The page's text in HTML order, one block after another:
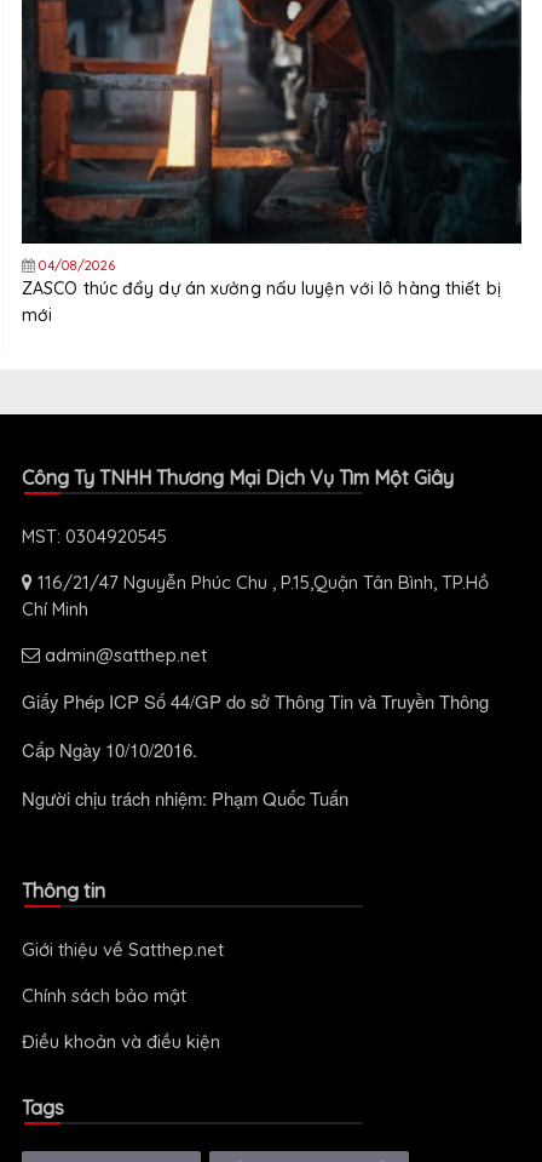
04/08/2026
ZASCO thúc đẩy dự án xưởng nấu luyện với lô hàng thiết bị
mới
Công Ty TNHH Thương Mại Dịch Vụ Tìm Một Giây
MST: 0304920545
116/21/47 Nguyễn Phúc Chu , P.15,Quận Tân Bình, TP.Hồ
Chí Minh
admin@satthep.net
Giấy Phép ICP Số 44/GP do sở Thông Tin và Truyền Thông
Cấp Ngày 10/10/2016.
Người chịu trách nhiệm: Phạm Quốc Tuấn
Thông tin
Giới thiệu về Satthep.net
Chính sách bảo mật
Điều khoản và điều kiện
Tags